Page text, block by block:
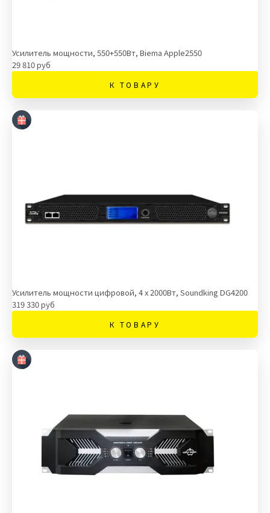
Усилитель мощности, 550+550Вт, Biema Apple2550
29 810 руб
К ТОВАРУ
Усилитель мощности цифровой, 4 х 2000Вт, Soundking DG4200
319 330 руб
К ТОВАРУ